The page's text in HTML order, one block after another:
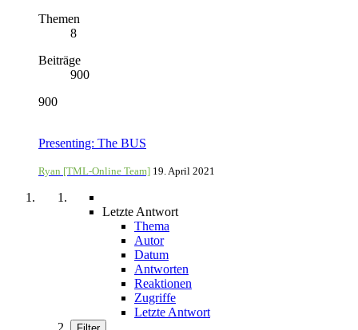
Themen
8
Beiträge
900
900
Presenting: The BUS
Ryan [TML-Online Team] 19. April 2021
Letzte Antwort
Thema
Autor
Datum
Antworten
Reaktionen
Zugriffe
Letzte Antwort